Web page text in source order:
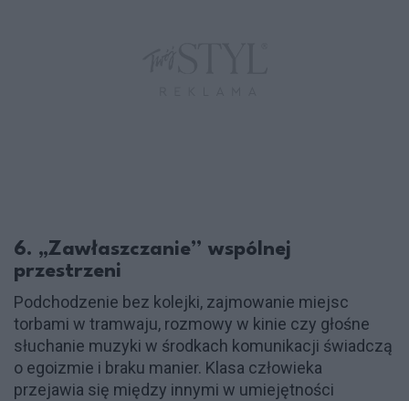
6. „Zawłaszczanie” wspólnej
przestrzeni
Podchodzenie bez kolejki, zajmowanie miejsc
torbami w tramwaju, rozmowy w kinie czy głośne
słuchanie muzyki w środkach komunikacji świadczą
o egoizmie i braku manier. Klasa człowieka
przejawia się między innymi w umiejętności